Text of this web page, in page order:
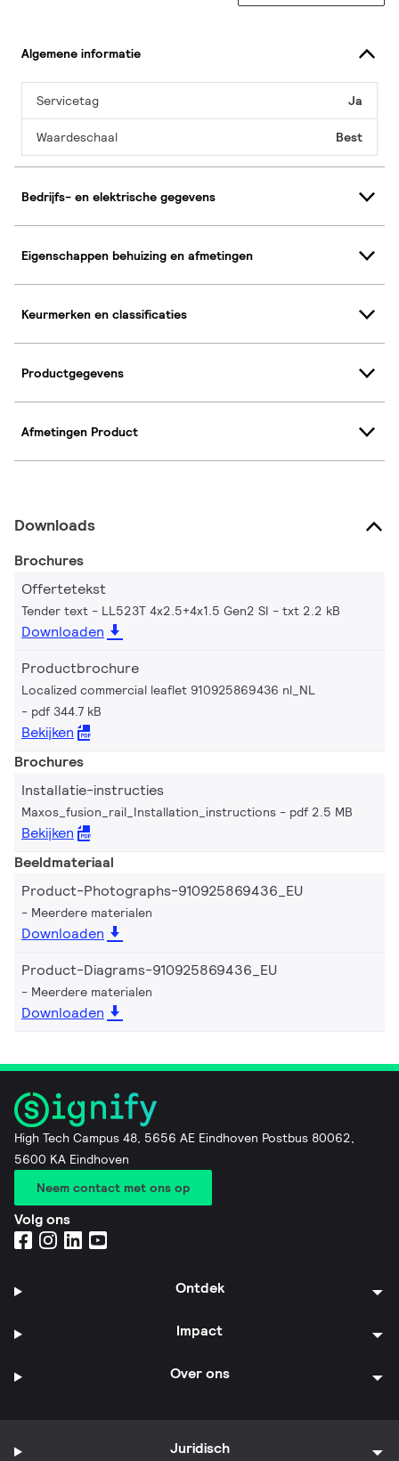
Algemene informatie
Servicetag Ja
Waardeschaal Best
Bedrijfs- en elektrische gegevens
Eigenschappen behuizing en afmetingen
Keurmerken en classificaties
Productgegevens
Afmetingen Product
Downloads
Brochures
Offertetekst
Tender text - LL523T 4x2.5+4x1.5 Gen2 SI txt 2.2 kB
Downloaden
Productbrochure
Localized commercial leaflet 910925869436 nl_NL
pdf 344.7 kB
Bekijken
Brochures
Installatie-instructies
Maxos_fusion_rail_Installation_instructions pdf 2.5 MB
Bekijken
Beeldmateriaal
Product-Photographs-910925869436_EU
Meerdere materialen
Downloaden
Product-Diagrams-910925869436_EU
Meerdere materialen
Downloaden
High Tech Campus 48, 5656 AE Eindhoven Postbus 80062,
5600 KA Eindhoven
Neem contact met ons op
Volg ons
Ontdek
Impact
Over ons
Juridisch